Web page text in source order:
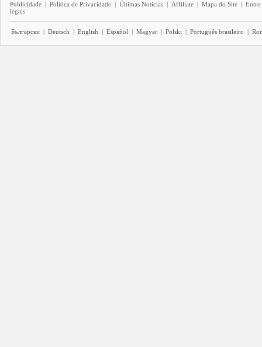
Publicidade | Política de Privacidade | Últimas Notícias | Affiliate | Mapa do Site | Entre
legais
Български | Deutsch | English | Español | Magyar | Polski | Português brasileiro |